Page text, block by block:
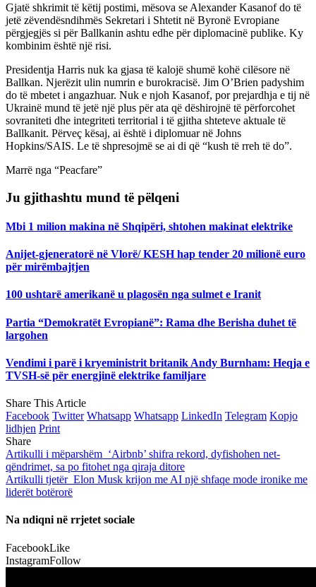
Gjatë shkrimit të këtij postimi, mësova se Alexander Kasanof do të
jetë zëvendësndihmës Sekretari i Shtetit në Byronë Evropiane
përgjegjës si për Ballkanin ashtu edhe për diplomacinë publike. Ky
kombinim është një risi.
Presidentja Harris nuk ka gjasa të kalojë shumë kohë cilësore në
Ballkan. Njerëzit ulin numrin e burokracisë. Jim O’Brien padyshim
do të mbetet i angazhuar. Nuk e njoh Kasanof, por prejardhja e tij në
Ukrainë mund të jetë një plus për ata që dëshirojnë të përforcohet
sovraniteti dhe integriteti territorial i të gjitha shteteve aktuale të
Ballkanit. Përveç kësaj, ai është i diplomuar në Johns
Hopkins/SAIS. Le të shpresojmë se ai di që “kush të rreh të do”.
Marrë nga “Peacfare”
Ju gjithashtu mund të pëlqeni
Mbi 1 milion makina në Shqipëri, shtohen makinat elektrike
Anijet-gjeneratorë në Vlorë/ KESH hap tender 20 milionë euro
për mirëmbajtjen
100 ushtarë amerikanë u plagosën nga sulmet e Iranit
Partia “Demokratët Evropianë”: Rama dhe Berisha duhet të
largohen
Vendimi i parë i kryeministrit britanik Andy Burnham: Heqja e
TVSH-së për energjinë elektrike familjare
Share This Article
Facebook Twitter Whatsapp Whatsapp LinkedIn Telegram Kopjo
lidhjen Print
Share
Artikulli i mëparshëm ‘Airbnb’ shifra rekord, dyfishohen net-
qëndrimet, sa po fitohet nga qiraja ditore
Artikulli tjetër Elon Musk krijon me AI një shfaqe mode ironike me
liderët botërorë
Na ndiqni në rrjetet sociale
FacebookLike
InstagramFollow